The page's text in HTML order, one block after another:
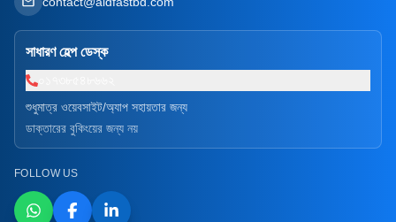
সাধারণ হেল্প ডেস্ক
শুধুমাত্র ওয়েবসাইট/অ্যাপ সহায়তার জন্য
ডাক্তারের বুকিংয়ের জন্য নয়
FOLLOW US